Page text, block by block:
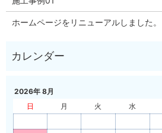
ホームページをリニューアルしました。
2026年 8月
日
月 火 水